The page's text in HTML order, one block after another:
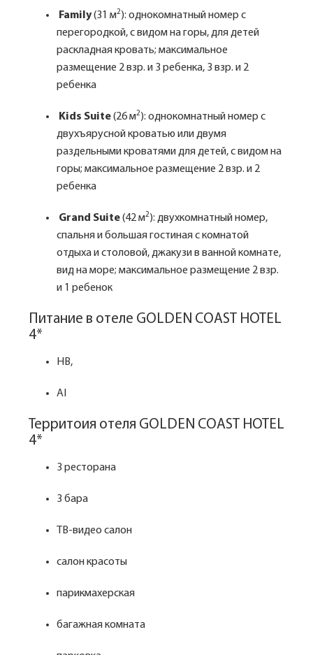
Family(31 м2): однокомнатный номер с
перегородкой, с видом на горы, для детей
раскладная кровать; максимальное
размещение 2 взр. и 3 ребенка, 3 взр. и 2
ребенка
Kids Suite(26 м2): однокомнатный номер с
двухъярусной кроватью или двумя
раздельными кроватями для детей, с видом на
горы; максимальное размещение 2 взр. и 2
ребенка
Grand Suite(42 м2): двухкомнатный номер,
спальня и большая гостиная с комнатой
отдыха и столовой, джакузи в ванной комнате,
вид на море; максимальное размещение 2 взр.
и 1 ребенок
Питание в отеле GOLDEN COAST HOTEL
4*
HB,
AI
Территоия отеля GOLDEN COAST HOTEL
4*
3 ресторана
3 бара
ТВ-видео салон
салон красоты
парикмахерская
багажная комната